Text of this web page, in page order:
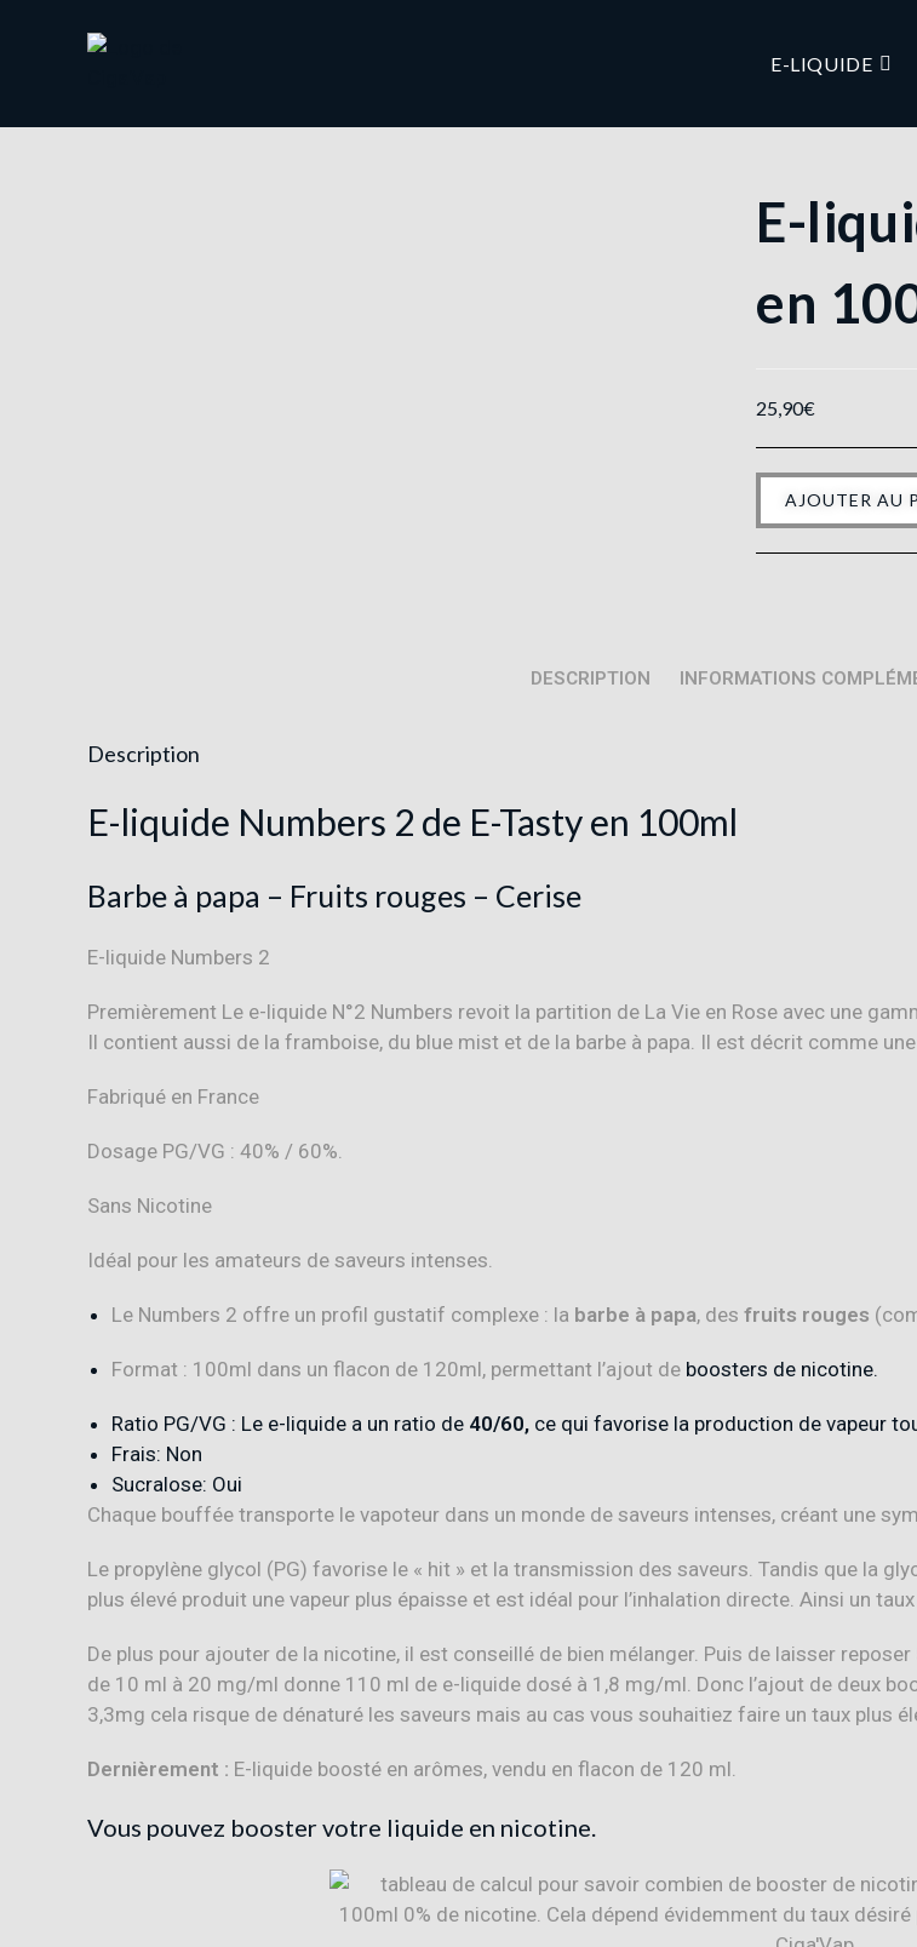
E-LIQUIDE
E-
en
25,90€
AJOUTER AU
DESCRIPTION INFORMATIONS
Description
E-liquide Numbers 2 de E-Tasty en 100ml
Barbe à papa – Fruits rouges – Cerise
E-liquide Numbers 2
Premièrement Le e-liquide N°2 Numbers revoit la partition de La Vie en Rose avec une
Il contient aussi de la framboise, du blue mist et de la barbe à papa Il est décrit comme
Fabriqué en France
Dosage PG/VG : 40% / 60%.
Sans Nicotine
Idéal pour les amateurs de saveurs intenses.
Le Numbers 2 offre un profil gustatif complexe : la barbe à papa, des fruits rouges
Format : 100ml dans un flacon de 120ml, permettant l’ajout de boosters de nicotine.
Ratio PG/VG : Le e-liquide a un ratio de 40/60, ce qui favorise la production de vapeur
Frais: Non
Sucralose: Oui
Chaque bouffée transporte le vapoteur dans un monde de saveurs intenses, créant une
Le propylène glycol (PG) favorise le « hit » et la transmission des saveurs. Tandis que la
plus élevé produit une vapeur plus épaisse et est idéal pour l’inhalation directe. Ainsi un
De plus pour ajouter de la nicotine, il est conseillé de bien mélanger. Puis de laisser
de 10 ml à 20 mg/ml donne 110 ml de e-liquide dosé à 1,8 mg/ml. Donc l’ajout de deux
3,3mg cela risque de dénaturé les saveurs mais au cas vous souhaitiez faire un taux plus
Dernièrement : E-liquide boosté en arômes, vendu en flacon de 120 ml.
Vous pouvez booster votre liquide en nicotine